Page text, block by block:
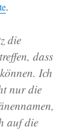
.
die
dass
Ich
nur die
auf die